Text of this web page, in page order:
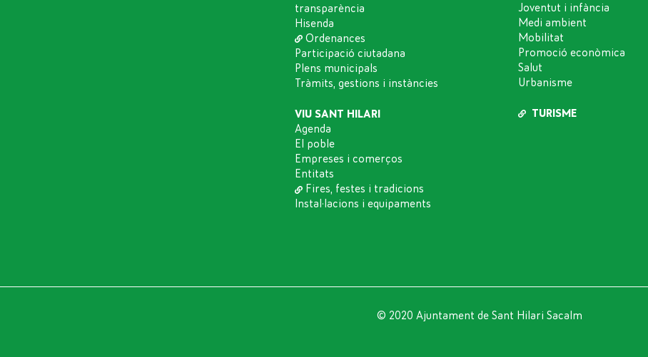
transparència
Hisenda
Ordenances
Participació ciutadana
Plens municipals
Tràmits, gestions i instàncies
VIU SANT HILARI
Agenda
El poble
Empreses i comerços
Entitats
Fires, festes i tradicions
Instal·lacions i equipaments
Joventut i infància
Medi ambient
Mobilitat
Promoció econòmica
Salut
Urbanisme
TURISME
© 2020 Ajuntament de Sant Hilari Sacalm